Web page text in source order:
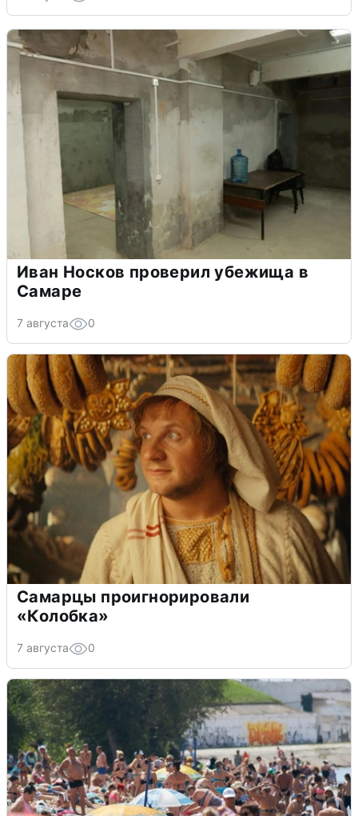
Иван Носков проверил убежища в
Самаре
7 августа 0
Самарцы проигнорировали
«Колобка»
7 августа 0